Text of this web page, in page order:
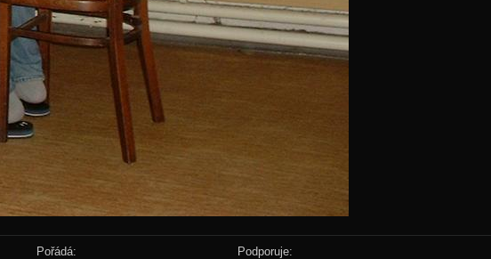
Pořádá: Podporuje: